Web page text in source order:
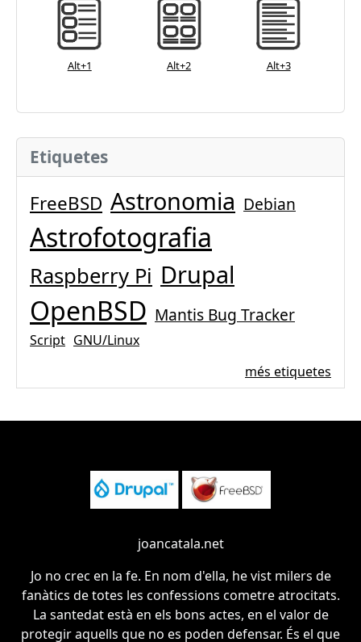
Alt+1 Alt+2 Alt+3
Etiquetes
FreeBSD Astronomia Debian
Astrofotografia
Raspberry Pi Drupal
OpenBSD Mantis Bug Tracker
Script GNU/Linux
més etiquetes
joancatala.net
Jo no crec en la fe. En nom d'ella, he vist milers de
fanàtics de totes les confessions cometre atrocitats.
La santedat està en els bons actes, en el valor de
protegir aquells que no es poden defensar. És el que